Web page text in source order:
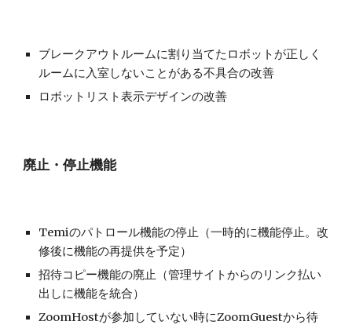
ブレークアウトルームに割り当てたロボットが正しく
ルームに入室しないことがある不具合の改善
ロボットリスト表示デザインの改善
廃止・停止機能
Temiのパトロール機能の停止（一時的に機能停止。改
修後に機能の再提供を予定）
招待コピー機能の廃止（管理サイトからのリンク払い
出しに機能を統合）
ZoomHostが参加していない時にZoomGuestから待